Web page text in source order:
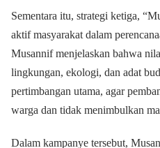
Sementara itu, strategi ketiga,
aktif masyarakat dalam
Musannif menjelaskan bahwa
lingkungan, ekologi, dan adat
pertimbangan utama, agar
warga dan tidak menimbulkan
Dalam kampanye tersebut,